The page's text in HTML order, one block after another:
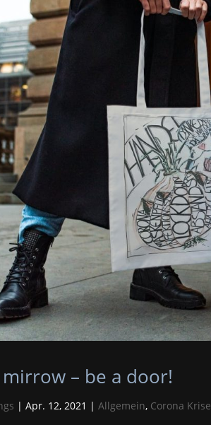
– be a door!
|Apr. 12, 2021 |Allgemein, Corona Krise